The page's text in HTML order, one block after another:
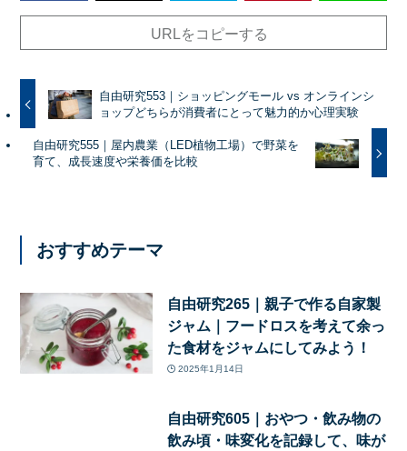
URLをコピーする
自由研究553｜ショッピングモール vs オンラインシ
ョップどちらが消費者にとって魅力的か心理実験
自由研究555｜屋内農業（LED植物工場）で野菜を
育て、成長速度や栄養価を比較
おすすめテーマ
自由研究265｜親子で作る自家製
ジャム｜フードロスを考えて余っ
た食材をジャムにしてみよう！
2025年1月14日
自由研究605｜おやつ・飲み物の
飲み頃・味変化を記録して、味が